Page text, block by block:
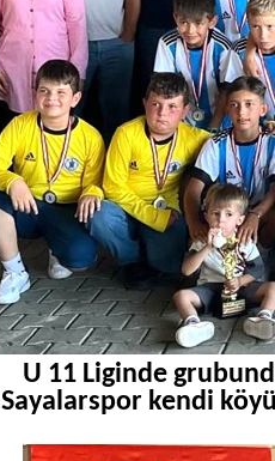
U 11 Liginde
Sayalarspor kendi